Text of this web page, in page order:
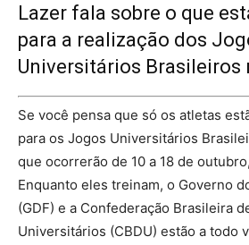
Lazer fala sobre o que
para a realização dos
Universitários Brasileiros
Se você pensa que só os atletas
para os Jogos Universitários
que ocorrerão de 10 a 18 de
Enquanto eles treinam, o Governo
(GDF) e a Confederação Brasileira
Universitários (CBDU) estão a todo